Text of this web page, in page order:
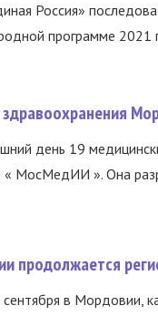
Россия»
программе 2021
здравоохранения
день 19
МосМедИИ ». Она
продолжается
в Мордовии,